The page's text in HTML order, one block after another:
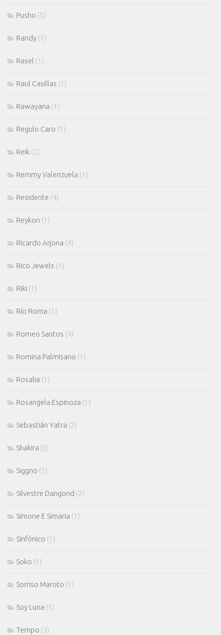
Pusho (5)
Randy (1)
Rasel (1)
Raul Casillas (1)
Rawayana (1)
Regulo Caro (1)
Reik (2)
Remmy Valenzuela (1)
Residente (4)
Reykon (1)
Ricardo Arjona (4)
Rico Jewels (1)
Riki (1)
Río Roma (1)
Romeo Santos (4)
Romina Palmisano (1)
Rosalia (1)
Rosangela Espinoza (1)
Sebastián Yatra (2)
Shakira (3)
Siggno (1)
Silvestre Dangond (2)
Simone E Simaria (1)
Sinfónico (1)
Soko (1)
Sorriso Maroto (1)
Soy Luna (1)
Tempo (3)